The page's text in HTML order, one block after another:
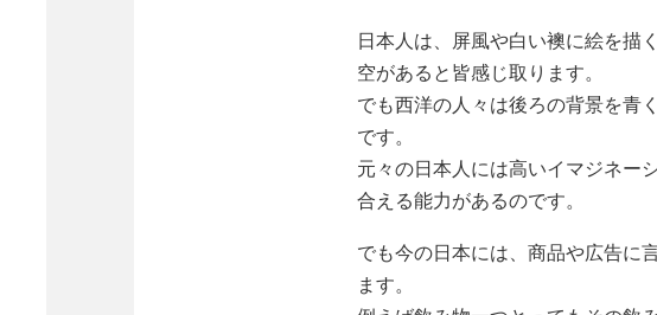
日本人は、屏風や白い襖に絵を描
空があると皆感じ取ります。
でも西洋の人々は後ろの背景を青
です。
元々の日本人には高いイマジネー
合える能力があるのです。
でも今の日本には、商品や広告に
ます。